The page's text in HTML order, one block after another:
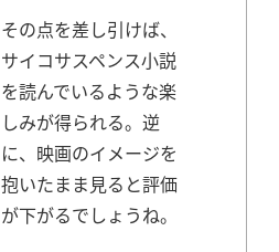
その点を差し引けば、
サイコサスペンス小説
を読んでいるような楽
しみが得られる。逆
に、映画のイメージを
抱いたまま見ると評価
が下がるでしょうね。